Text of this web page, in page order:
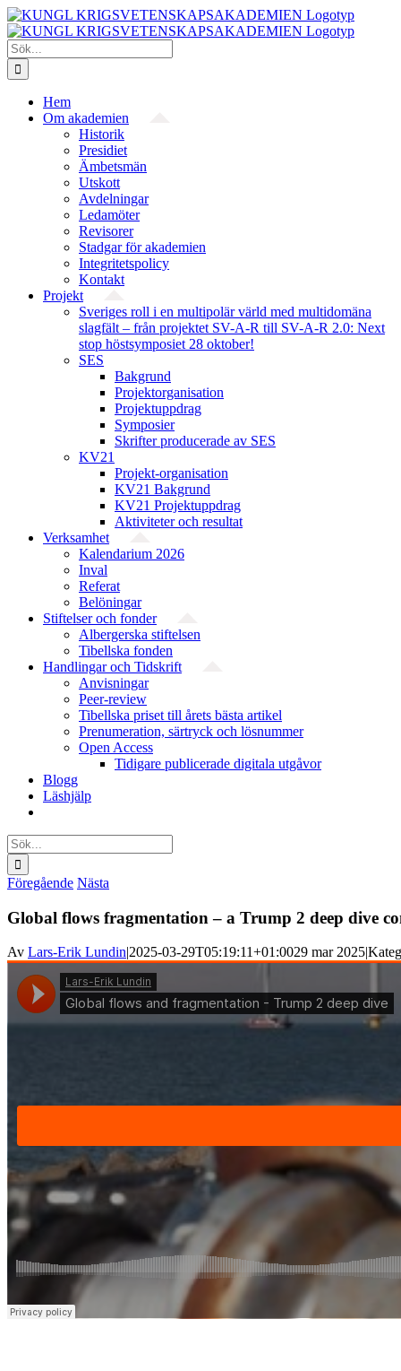
Fortsätt
till
innehållet
Sök
efter:
Hem
Om akademien
Historik
Presidiet
Ämbetsmän
Utskott
Avdelningar
Ledamöter
Revisorer
Stadgar för akademien
Integritetspolicy
Kontakt
Projekt
Sveriges roll i en multipolär värld med multidomäna
slagfält – från projektet SV-A-R till SV-A-R 2.0: Next
stop höstsymposiet 28 oktober!
SES
Bakgrund
Projekt­organisation
Projektuppdrag
Symposier
Skrifter producerade av SES
KV21
Projekt-organisation
KV21 Bakgrund
KV21 Projektuppdrag
Aktiviteter och resultat
Verksamhet
Kalendarium 2026
Inval
Referat
Belöningar
Stiftelser och fonder
Albergerska stiftelsen
Tibellska fonden
Handlingar och Tidskrift
Anvisningar
Peer-review
Tibellska priset till årets bästa artikel
Prenumeration, särtryck och lösnummer
Open Access
Tidigare publicerade digitala utgåvor
Blogg
Läshjälp
Sök
efter:
Föregående Nästa
Global flows fragmentation – a Trump 2 deep dive
Av Lars-Erik Lundin|2025-03-29T05:19:11+01:0029 mar 2025|